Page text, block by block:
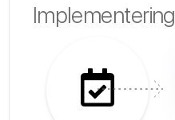
Implementering